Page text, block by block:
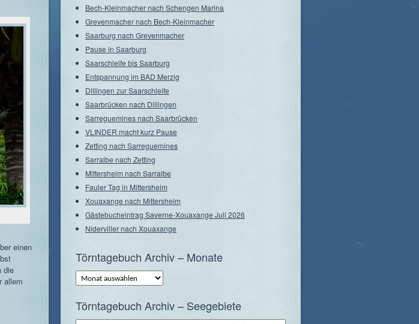
einen
die
allem
Bech-Kleinmacher nach Schengen Marina
Grevenmacher nach Bech-Kleinmacher
Saarburg nach Grevenmacher
Pause in Saarburg
Saarschleife bis Saarburg
Entspannung im BAD Merzig
Dillingen zur Saarschleife
Saarbrücken nach Dillingen
Sarreguemines nach Saarbrücken
VLINDER macht kurz Pause
Zetting nach Sarreguemines
Sarralbe nach Zetting
Mittersheim nach Sarralbe
Fauler Tag in Mittersheim
Xouaxange nach Mittersheim
Gästebucheintrag Saverne-Xouaxange Juli 2026
Niderviller nach Xouaxange
Törntagebuch Archiv – Monate
Törntagebuch
Archiv
–
Törntagebuch Archiv – Seegebiete